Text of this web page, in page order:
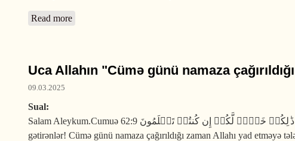
Read more
Uca Allahın "Cümə günü namaza
09.03.2025
Sual:
Salam Aleykum.Cumuə 62:9 یَـٰۤأَیُّهَا ٱلَّذِینَ ءَامَنُوۤا۟ إِذَا نُودِیَ لِلصَّلَوٰةِ مِن یَوۡمِ ٱلۡجُمُعَةِ فَٱسۡعَوۡا۟ إِلَىٰ ذِكۡرِ ٱللَّهِ وَذَرُوا۟ ٱلۡبَیۡعَۚ ذَ ٰ⁠لِكُمۡ خَیۡرࣱ لَّكُمۡ إِن كُنتُمۡ تَعۡلَمُونَ Ey iman
gətirənlər! Cümə günü namaza çağırıldığı zaman Allahı yad